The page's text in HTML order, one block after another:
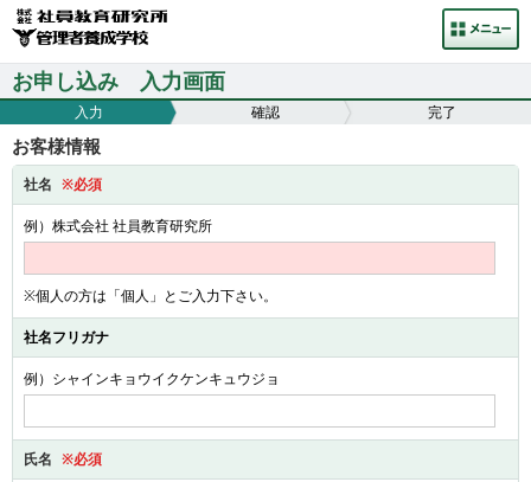
お申し込み 入力画面
入力 確認 完了
お客様情報
社名 ※必須
例）株式会社 社員教育研究所
※個人の方は「個人」とご入力下さい。
社名フリガナ
例）シャインキョウイクケンキュウジョ
氏名 ※必須